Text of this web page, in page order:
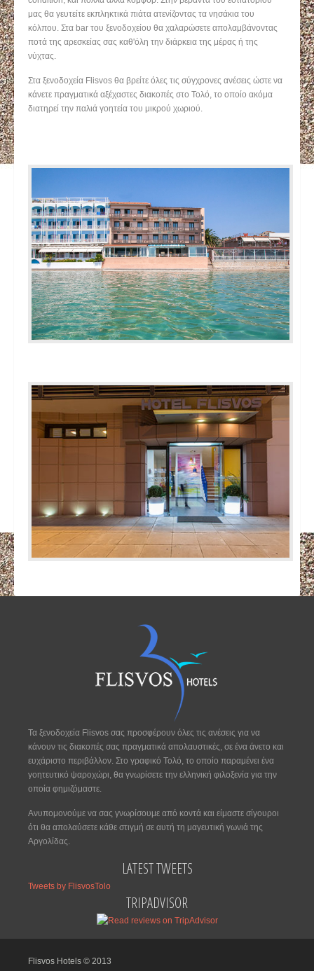
μας θα γευτείτε εκπληκτικά πιάτα ατενίζοντας τα νησάκια του
κόλπου. Στα bar του ξενοδοχείου θα χαλαρώσετε απολαμβάνοντας
ποτά της αρεσκείας σας καθ'όλη την διάρκεια της μέρας ή της
νύχτας.
Στα ξενοδοχεία Flisvos θα βρείτε όλες τις σύγχρονες ανέσεις ώστε να
κάνετε πραγματικά αξέχαστες διακοπές στο Τολό, το οποίο ακόμα
διατηρεί την παλιά γοητεία του μικρού χωριού.
Τα ξενοδοχεία Flisvos σας προσφέρουν όλες τις ανέσεις για να
κάνουν τις διακοπές σας πραγματικά απολαυστικές, σε ένα άνετο και
ευχάριστο περιβάλλον. Στο γραφικό Τολό, το οποίο παραμένει ένα
γοητευτικό ψαροχώρι, θα γνωρίσετε την ελληνική φιλοξενία για την
οποία φημιζόμαστε.
Ανυπομονούμε να σας γνωρίσουμε από κοντά και είμαστε σίγουροι
ότι θα απολαύσετε κάθε στιγμή σε αυτή τη μαγευτική γωνιά της
Αργολίδας.
LATEST TWEETS
Tweets by FlisvosTolo
TRIPADVISOR
Flisvos Hotels © 2013